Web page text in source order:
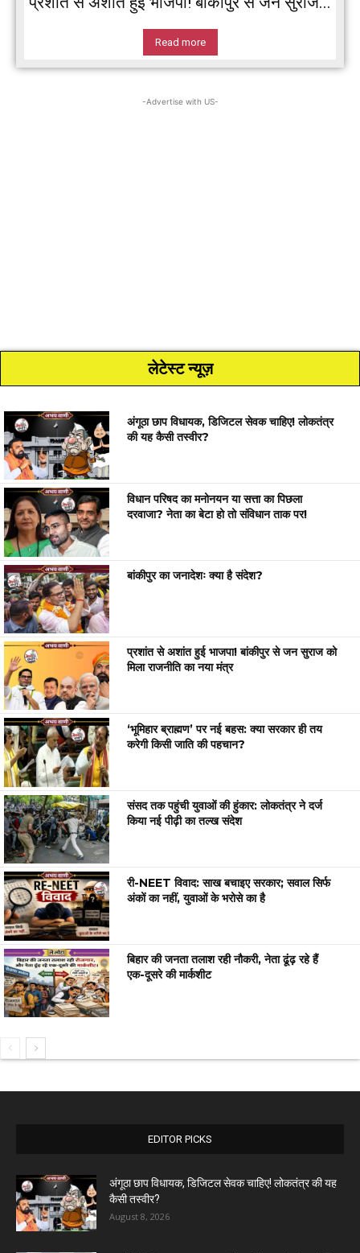
Read more
-Advertise with US-
लेटेस्ट न्यूज़
अंगूठा छाप विधायक, डिजिटल सेवक चाहिए! लोकतंत्र
की यह कैसी तस्वीर?
विधान परिषद का मनोनयन या सत्ता का पिछला
दरवाजा? नेता का बेटा हो तो संविधान ताक पर!
बांकीपुर का जनादेशः क्या है संदेश?
प्रशांत से अशांत हुई भाजपा! बांकीपुर से जन सुराज को
मिला राजनीति का नया मंत्र
‘भूमिहार ब्राह्मण’ पर नई बहस: क्या सरकार ही तय
करेगी किसी जाति की पहचान?
संसद तक पहुंची युवाओं की हुंकार: लोकतंत्र ने दर्ज
किया नई पीढ़ी का तल्ख संदेश
री-NEET विवाद: साख बचाइए सरकार; सवाल सिर्फ
अंकों का नहीं, युवाओं के भरोसे का है
बिहार की जनता तलाश रही नौकरी, नेता ढूंढ़ रहे हैं
एक-दूसरे की मार्कशीट
EDITOR PICKS
अंगूठा छाप विधायक, डिजिटल सेवक चाहिए! लोकतंत्र की यह
कैसी तस्वीर?
August 8, 2026